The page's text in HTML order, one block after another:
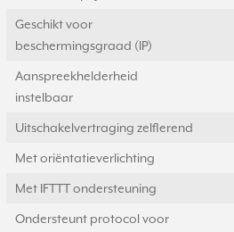
Geschikt voor
beschermingsgraad (IP)
Aanspreekhelderheid
instelbaar
Uitschakelvertraging zelflerend
Met oriëntatieverlichting
Met IFTTT ondersteuning
Ondersteunt protocol voor